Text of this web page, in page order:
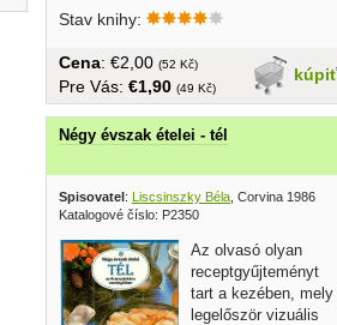
Stav knihy:
kúpiť
Cena: €2,00 (52 Kč)
Pre Vás: €1,90 (49 Kč)
Négy évszak ételei - tél
Spisovatel: Liscsinszky Béla , Corvina 1986
Katalogové číslo: P2350
Az olvasó olyan
receptgyűjteményt
tart a kezében, mely
legelőször vizuális